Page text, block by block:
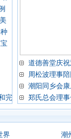
完
道德善堂庆
周松波理事
潮阳同乡会
郑氏总会理
界
潮